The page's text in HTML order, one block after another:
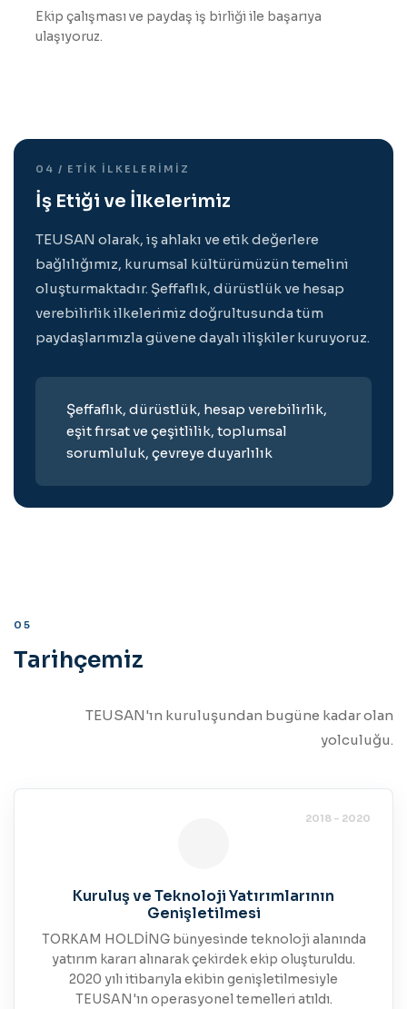
Ekip çalışması ve paydaş iş birliği ile başarıya
ulaşıyoruz.
04 / ETIK İLKELERIMIZ
İş Etiği ve İlkelerimiz
TEUSAN olarak, iş ahlakı ve etik değerlere
bağlılığımız, kurumsal kültürümüzün temelini
oluşturmaktadır. Şeffaflık, dürüstlük ve hesap
verebilirlik ilkelerimiz doğrultusunda tüm
paydaşlarımızla güvene dayalı ilişkiler kuruyoruz.
Şeffaflık, dürüstlük, hesap verebilirlik,
eşit fırsat ve çeşitlilik, toplumsal
sorumluluk, çevreye duyarlılık
05
Tarihçemiz
TEUSAN'ın kuruluşundan bugüne kadar olan
yolculuğu.
2018 - 2020
Kuruluş ve Teknoloji Yatırımlarının
Genişletilmesi
TORKAM HOLDİNG bünyesinde teknoloji alanında
yatırım kararı alınarak çekirdek ekip oluşturuldu.
2020 yılı itibarıyla ekibin genişletilmesiyle
TEUSAN'ın operasyonel temelleri atıldı.